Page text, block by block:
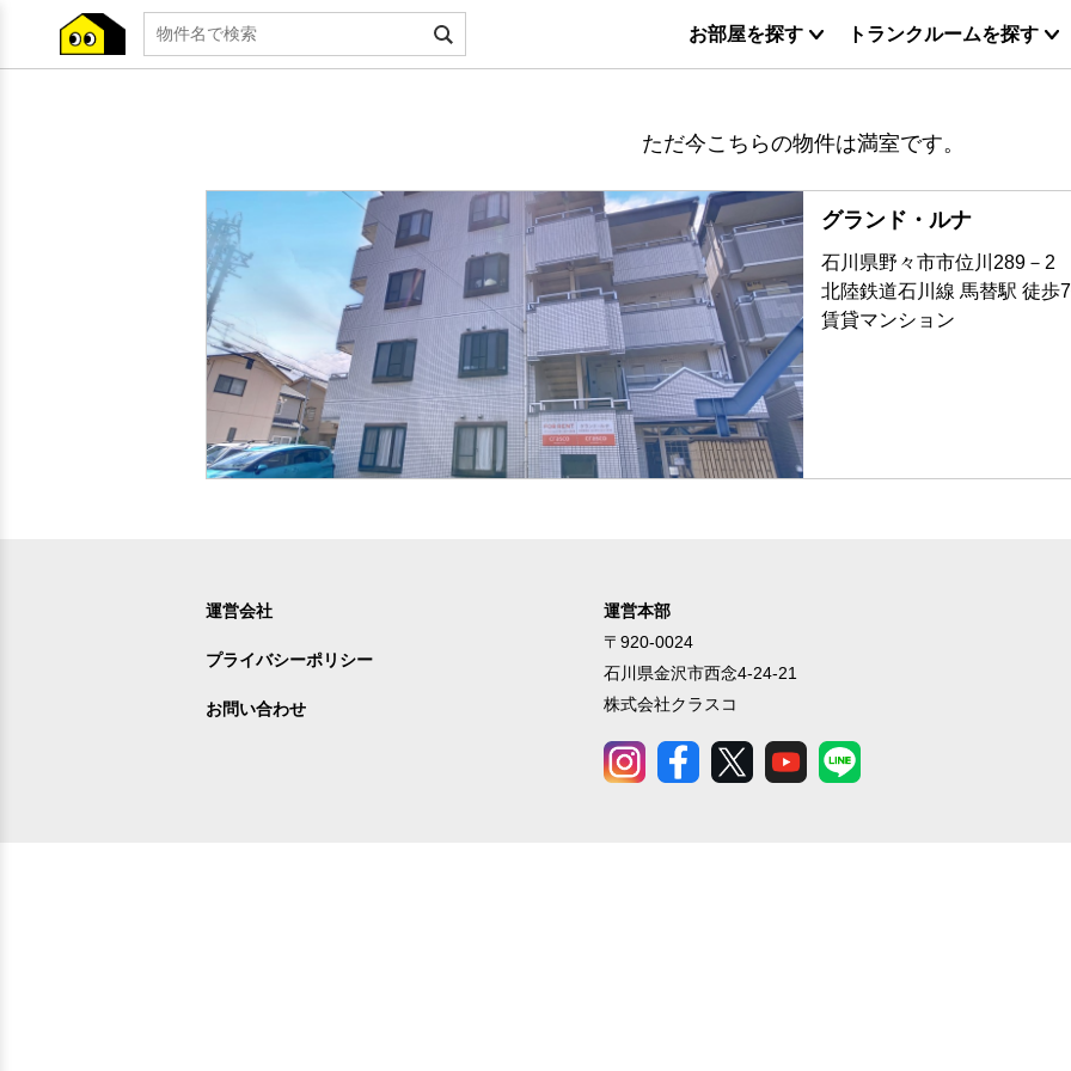
お部屋を探す トランクルームを探す
ただ今こちらの物件は満室です。
グランド・ルナ
石川県野々市市位川289－2
北陸鉄道石川線 馬替駅 徒歩
賃貸マンション
運営会社
プライバシーポリシー
お問い合わせ
運営本部
〒920-0024
石川県金沢市西念4-24-21
株式会社クラスコ